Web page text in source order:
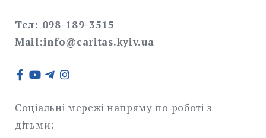
Тел: 098-189-3515
Mail:info@caritas.kyiv.ua
Соціальні мережі напряму по роботі з
дітьми: